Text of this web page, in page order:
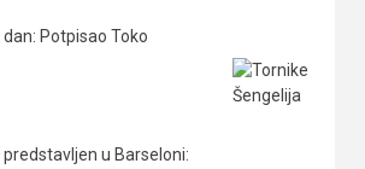
Potpisao Toko
u Barseloni: